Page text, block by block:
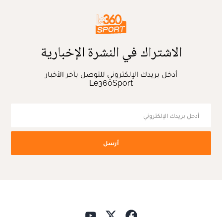
الاشتراك في النشرة الإخبارية
أدخل بريدك الإلكتروني للتوصل بآخر الأخبار
Le360Sport
أرسل